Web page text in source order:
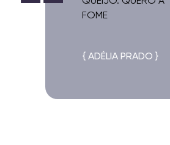
FOME
{ ADÉLIA PRADO }